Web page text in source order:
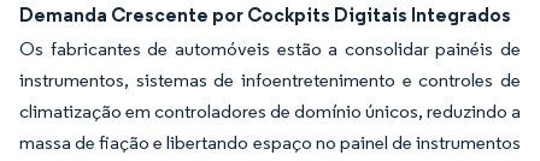
Demanda Crescente por Cockpits Digitais Integrados
Os fabricantes de automóveis estão a consolidar painéis de
instrumentos, sistemas de infoentretenimento e controles de
climatização em controladores de domínio únicos, reduzindo a
massa de fiação e libertando espaço no painel de instrumentos